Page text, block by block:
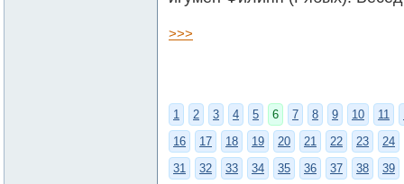
>>>
1 2 3 4 5 6 7 8 9 10 11
16
17 18 19 20 21 22 23
24
31
32 33 34 35 36 37 38
39